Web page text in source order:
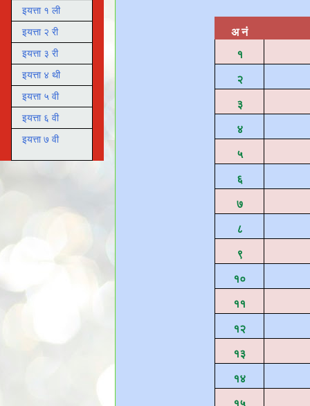
अ नं
१
२
३
४
५
६
७
८
९
१०
११
१२
१३
१४
१५
इयत्ता १ ली
इयत्ता २ री
इयत्ता ३ री
इयत्ता ४ थी
इयत्ता ५ वी
इयत्ता ६ वी
इयत्ता ७ वी